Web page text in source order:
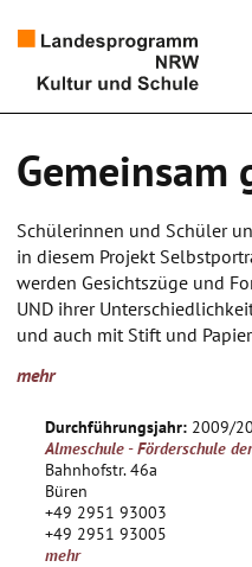
Künstlerpool
Schulen
Kultur und Schule
Gemeinsam
Schülerinnen und Schüler
in diesem Projekt
werden Gesichtszüge und
UND ihrer
und auch mit Stift und
Die Tonformen werden
mehr
Durchführungsjahr: 2009/
Almeschule - Förderschule
Bahnhofstr. 46a
Büren
+49 2951 93003
+49 2951 93005
mehr